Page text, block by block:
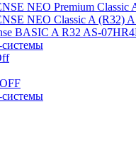
NEO Premium
NEO Classic A (R32)
BASIC A R32 AS-